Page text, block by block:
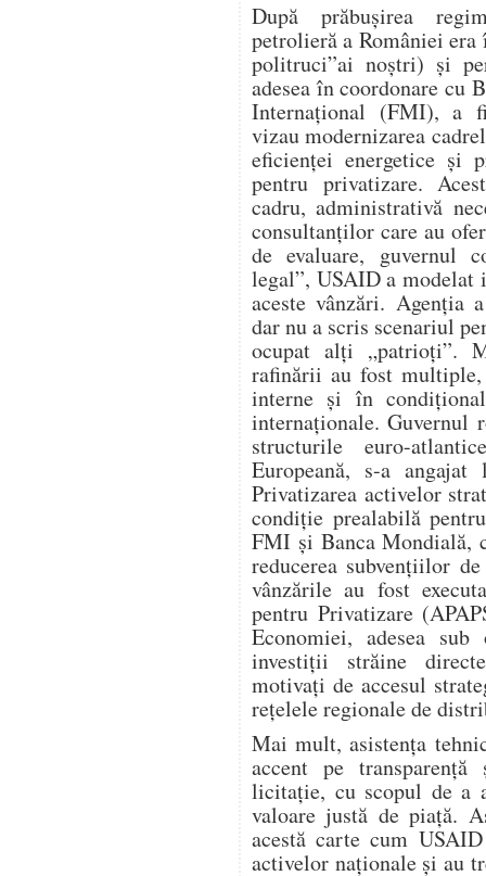
După prăbușirea
petrolieră a României era
politruci”ai noștri) și
adesea în coordonare cu
Internațional (FMI), a
vizau modernizarea
eficienței energetice și
pentru privatizare.
cadru, administrativă
consultanților care au
de evaluare, guvernul
legal”, USAID a
aceste vânzări. Agenția
dar nu a scris scenariul
ocupat alți „patrioți”.
rafinării au fost
interne și în
internaționale. Guvernul
structurile euro-
Europeană, s-a
Privatizarea activelor
condiție prealabilă
FMI și Banca Mondială,
reducerea subvențiilor
vânzările au fost
pentru Privatizare
Economiei, adesea
investiții străine
motivați de accesul
rețelele regionale de
Mai mult, asistența
accent pe
licitație, cu scopul de a
valoare justă de piață.
acestă carte cum
activelor naționale și au